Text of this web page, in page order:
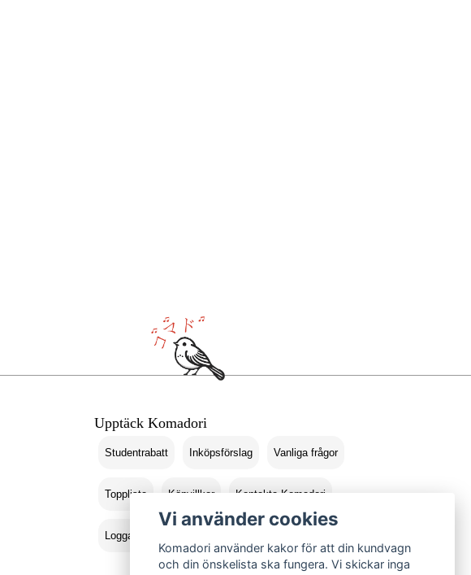
Upptäck Komadori
Studentrabatt Inköpsförslag Vanliga frågor
Topplista Köpvillkor Kontakta Komadori
Logga in
Vi använder cookies
Komadori använder kakor för att din kundvagn
och din önskelista ska fungera. Vi skickar inga